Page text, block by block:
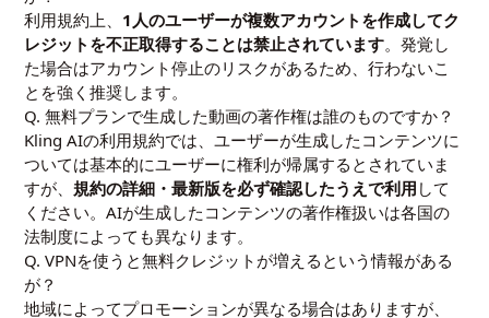
利用規約上、 1人のユーザーが複数アカウントを作成してク
レジットを不正取得することは禁止されています。発覚し
た場合はアカウント停止のリスクがあるため、行わないこ
とを強く推奨します。
Q. 無料プランで生成した動画の著作権は誰のものですか？
Kling AIの利用規約では、ユーザーが生成したコンテンツに
ついては基本的にユーザーに権利が帰属するとされていま
すが、規約の詳細・最新版を必ず確認したうえで利用 して
ください。AIが生成したコンテンツの著作権扱いは各国の
法制度によっても異なります。
Q. VPNを使うと無料クレジットが増えるという情報がある
が？
地域によってプロモーションが異なる場合はありますが、